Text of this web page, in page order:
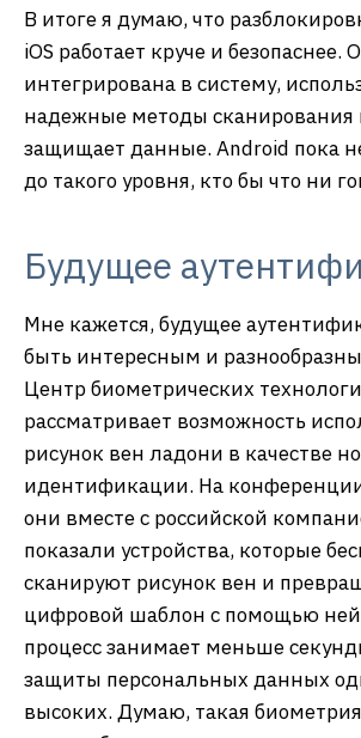
В итоге я думаю, что
iOS работает круче и безопаснее.
интегрирована в систему,
надежные методы сканирования
защищает данные. Android пока
до такого уровня, кто бы что ни
Будущее
Мне кажется, будущее
быть интересным и
Центр биометрических
рассматривает возможность
рисунок вен ладони в качестве
идентификации. На
они вместе с российской
показали устройства, которые
сканируют рисунок вен и
цифровой шаблон с помощью
процесс занимает меньше
защиты персональных данных
высоких. Думаю, такая